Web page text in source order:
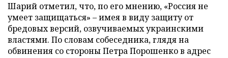
Шарий отметил, что, по его мнению, «Россия не
умеет защищаться» – имея в виду защиту от
бредовых версий, озвучиваемых украинскими
властями. По словам собеседника, глядя на
обвинения со стороны Петра Порошенко в адрес